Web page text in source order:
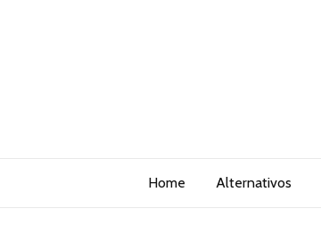
Home Alternativos